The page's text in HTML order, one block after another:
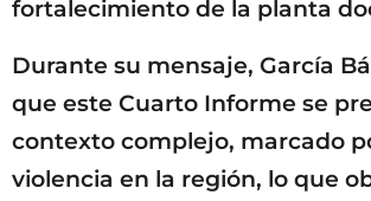
fortalecimiento de la planta
Durante su mensaje, García
que este Cuarto Informe se
contexto complejo, marcado
violencia en la región, lo que